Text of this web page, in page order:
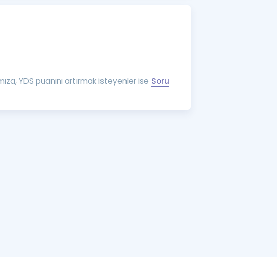
ve Kitaplara Özel Fırsatlar
Gramer
YDS puanını artırmak isteyenler ise Soru